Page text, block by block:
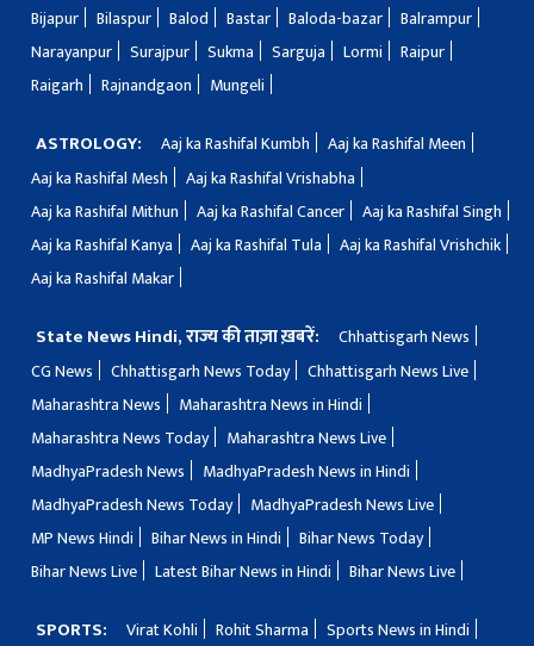
Bijapur
Bilaspur Balod Bastar Baloda-bazar
Balrampur
Narayanpur
Surajpur Sukma Sarguja Lormi
Raipur
Raigarh
Rajnandgaon Mungeli
ASTROLOGY: Aaj ka Rashifal Kumbh
Aaj ka Rashifal Meen
Aaj ka Rashifal Mesh
Aaj ka Rashifal Vrishabha
Aaj ka Rashifal Mithun
Aaj ka Rashifal Cancer
Aaj ka Rashifal Singh
Aaj ka Rashifal Kanya
Aaj ka Rashifal Tula
Aaj ka Rashifal Vrishchik
Aaj ka Rashifal Makar
State News Hindi, राज्य की ताज़ा ख़बरें:
Chhattisgarh News
CG News
Chhattisgarh News Today
Chhattisgarh News Live
Maharashtra News
Maharashtra News in Hindi
Maharashtra News Today
Maharashtra News Live
MadhyaPradesh News
MadhyaPradesh News in Hindi
MadhyaPradesh News Today
MadhyaPradesh News Live
MP News Hindi
Bihar News in Hindi
Bihar News Today
Bihar News Live
Latest Bihar News in Hindi Bihar News Live
SPORTS: Virat Kohli Rohit Sharma
Sports News in Hindi